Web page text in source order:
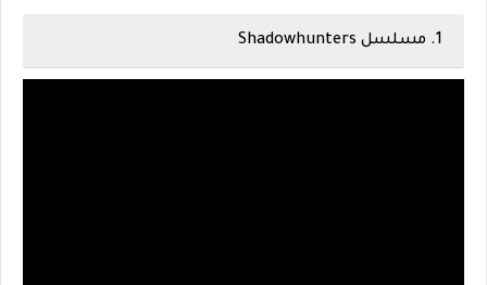
1. مسلسل Shadowhunters